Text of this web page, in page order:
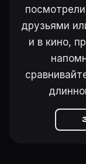
друзьями
и в кино,